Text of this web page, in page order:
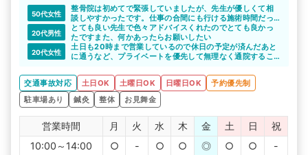
50代女性
整骨院は初めてで緊張していましたが、先生が優しくて相
談しやすかったです。仕事の合間にも行ける施術時間だっ
たので良かった。
20代男性
とても良い先生で色々アドバイスくれたのでとても良かっ
たですまた、何かあったらお願いしたい
20代女性
土日も20時まで営業しているので休日の予定が済んだあと
に通うなど、プライベートを優先して無理なく通院するこ
交通事故対応
土日OK 土曜日OK 日曜日OK
予約優先制
駐車場あり
鍼灸 整体 お見舞金
営業時間 月 火 水 木 金 土 日
祝
10:00～14:00
○ - ○ ○ ◎ ○ ○
-